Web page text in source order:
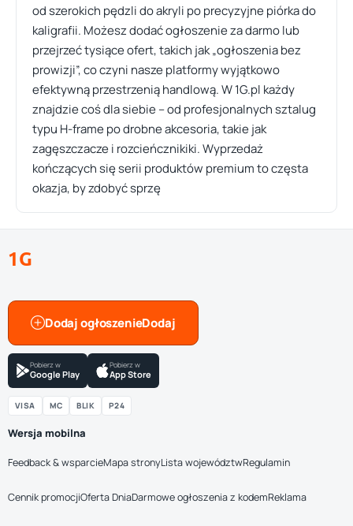
od szerokich pędzli do akryli po precyzyjne piórka do
kaligrafii. Możesz dodać ogłoszenie za darmo lub
przejrzeć tysiące ofert, takich jak „ogłoszenia bez
prowizji”, co czyni nasze platformy wyjątkowo
efektywną przestrzenią handlową. W 1G.pl każdy
znajdzie coś dla siebie – od profesjonalnych sztalug
typu H-frame po drobne akcesoria, takie jak
zagęszczacze i rozcieńcznikiki. Wyprzedaż
kończących się serii produktów premium to częsta
okazja, by zdobyć sprzę
1G
Dodaj ogłoszenie
Pobierz w
Google Play
Pobierz w
App Store
VISA MC BLIK P24
Wersja mobilna
Feedback & wsparcieMapa stronyLista województwRegulamin
Cennik promocjiOferta DniaDarmowe ogłoszenia z kodemReklama